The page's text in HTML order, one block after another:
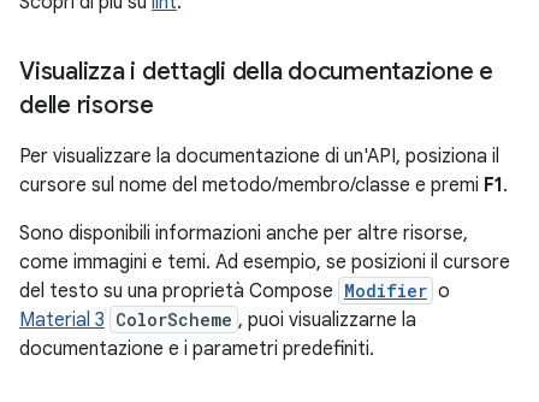
Visualizza i dettagli della documentazione e
delle risorse
Per visualizzare la documentazione di un'API, posiziona il
cursore sul nome del metodo/membro/classe e premi F1.
Sono disponibili informazioni anche per altre risorse,
come immagini e temi. Ad esempio, se posizioni il cursore
del testo su una proprietà Compose Modifier o
Material 3 ColorScheme , puoi visualizzarne la
documentazione e i parametri predefiniti.